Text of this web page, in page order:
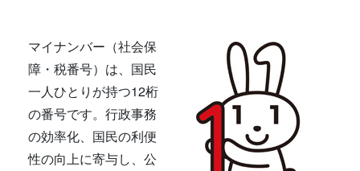
マイナンバー（社会保
障・税番号）は、国民
一人ひとりが持つ12桁
の番号です。行政事務
の効率化、国民の利便
性の向上に寄与し、公